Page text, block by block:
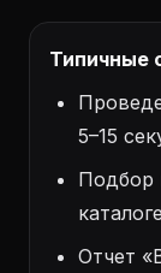
Типичные
5–15
Подбор
Отчет